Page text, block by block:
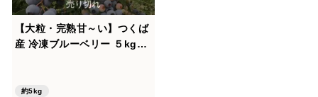
【大粒・完熟甘～い】つくば
産 冷凍ブルーベリー ５kg
約5kg